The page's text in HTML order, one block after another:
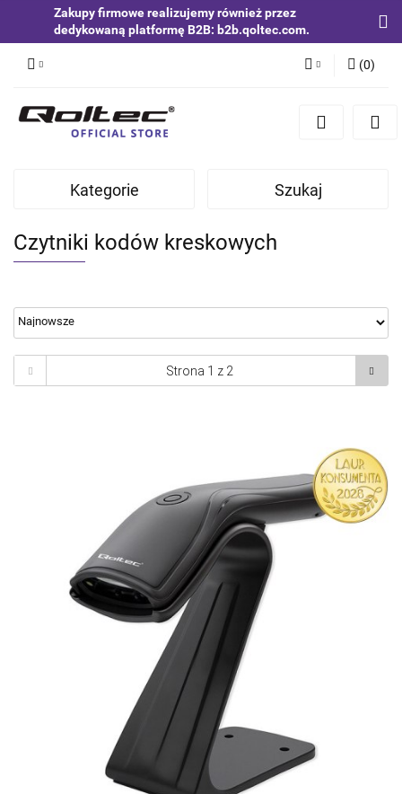
Zakupy firmowe realizujemy również przez
dedykowaną platformę B2B: b2b.qoltec.com.
Zaloguj się
Zgody cookies
(0)
Kategorie Szukaj
Czytniki kodów kreskowych